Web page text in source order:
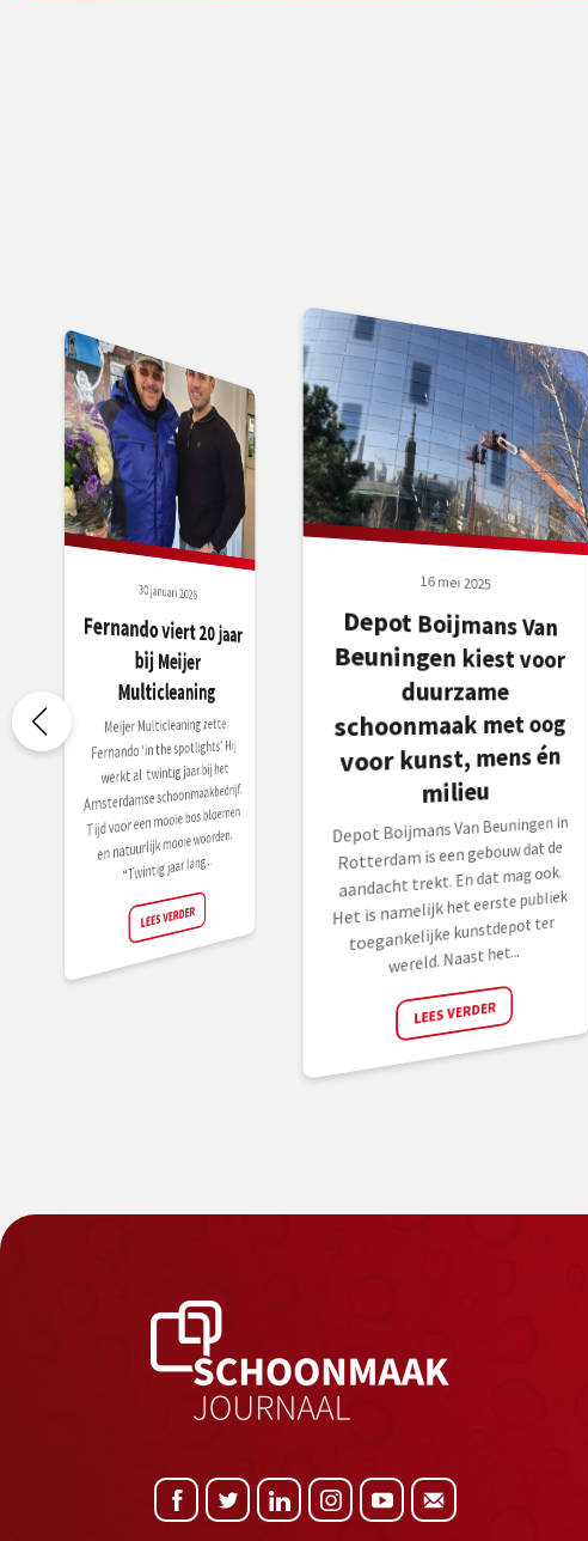
30 januari 2026
Fernando viert 20 jaar
bij Meijer
Multicleaning
Meijer Multicleaning zette
Fernando ‘in the spotlights’. Hij
werkt al twintig jaar bij het
Amsterdamse schoonmaakbedrijf.
Tijd voor een mooie bos bloemen
en natuurlijk mooie woorden.
“Twintig jaar lang...
LEES VERDER
16 mei 2025
Depot Boijmans Van
Beuningen kiest voor
duurzame
schoonmaak met oog
voor kunst, mens én
milieu
Depot Boijmans Van Beuningen in
Rotterdam is een gebouw dat de
aandacht trekt. En dat mag ook.
Het is namelijk het eerste publiek
toegankelijke kunstdepot ter
wereld. Naast het...
LEES VERDER